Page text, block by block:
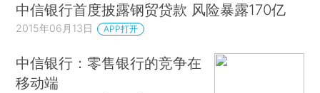
中信银行首度披露钢贸贷款 风险暴露170亿
2015年06月13日 APP打开
中信银行：零售银行的竞争在
移动端